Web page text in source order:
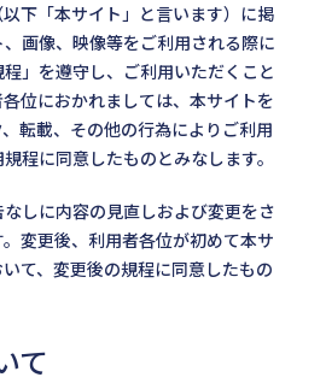
下「本サイト」と言います）に掲
画像、映像等をご利用される際に
」を遵守し、ご利用いただくこと
位におかれましては、本サイトを
転載、その他の行為によりご利用
程に同意したものとみなします。
しに内容の見直しおよび変更をさ
変更後、利用者各位が初めて本サ
て、変更後の規程に同意したもの
て